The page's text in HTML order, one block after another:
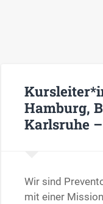
Hamburg,
Karlsruhe
Wir sind
mit einer